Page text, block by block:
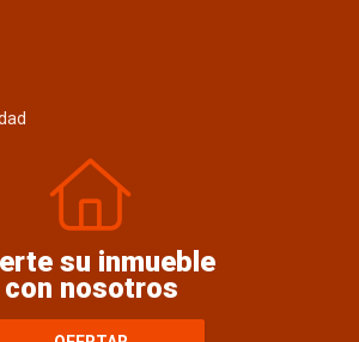
su inmueble
con nosotros